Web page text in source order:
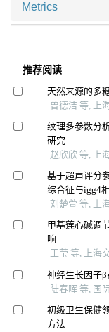
Metrics
推荐阅读
天然来源的多
曾德洁 等, 上
纹理多参数分
研究
赵欣欣 等, 上
基于超声评分
综合征与igg4
刘楚萱 等, 上
甲基莲心碱调
响
王莹 等, 上海
神经生长因子
陆春晖 等, 国
初级卫生保健
方法